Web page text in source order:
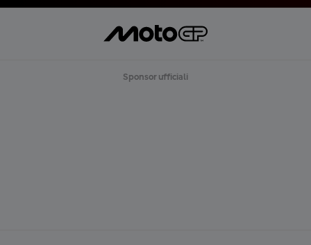
Sponsor ufficiali